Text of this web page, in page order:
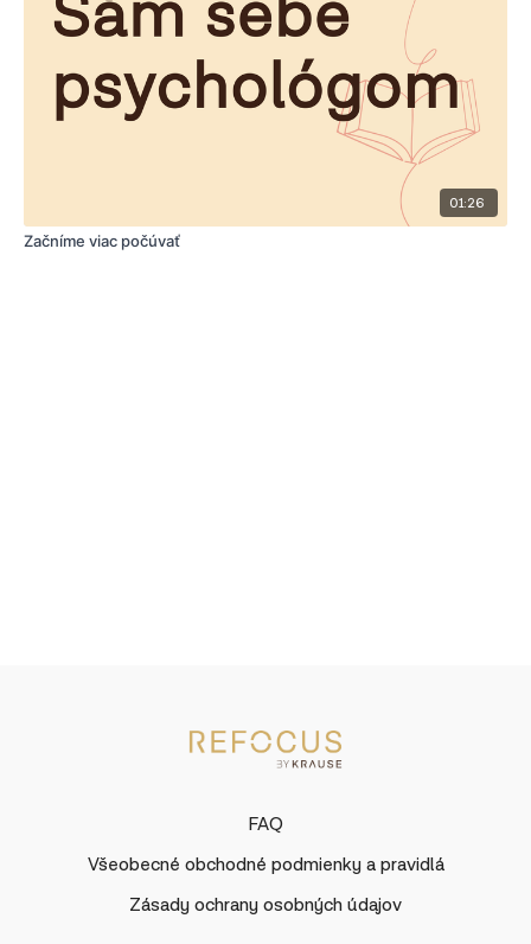
01:26
Začníme viac počúvať
FAQ
Všeobecné obchodné podmienky a pravidlá
Zásady ochrany osobných údajov